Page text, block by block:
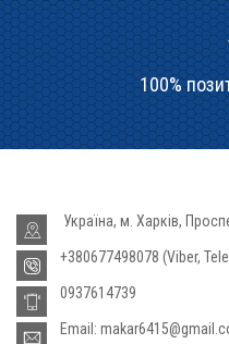
100%
Україна, м. Харків,
+380677498078 (Viber,
0937614739
Email: